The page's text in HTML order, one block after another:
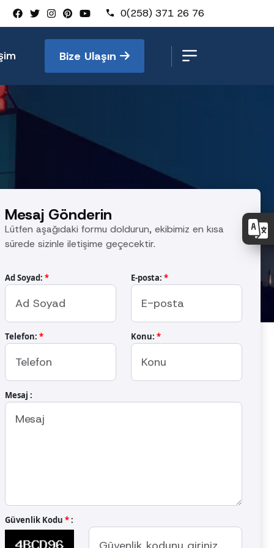
0(258) 371 26 76
Bize Ulaşın
Fırını
ürünün girişteki ve çıkıştaki nem
üretiminde kullanılan tüm
uygun olarak test edilmiştir ve
koşullarına dayanacak şekilde
AISI 304 paslanmaz çelikten imal
hareketli gözenekli paslanmaz çelik
havanın konveyörün hem üstünden hem
Bant hareketi, bir redüksiyon dişlisi ve
için bandın her iki yanında
Mesaj Gönderin
Lütfen aşağıdaki formu doldurun, ekibimiz en kısa
sürede sizinle iletişime geçecektir.
Ad Soyad: * E-posta: *
Telefon: * Konu: *
Mesaj :
Güvenlik Kodu *: